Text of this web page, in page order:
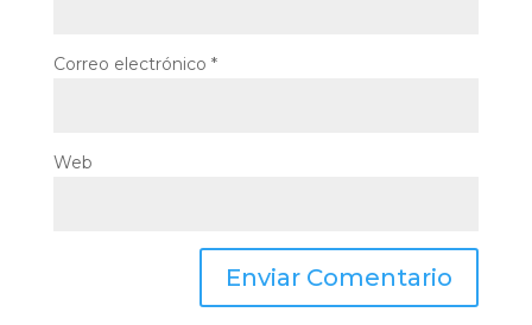
Correo electrónico *
Web